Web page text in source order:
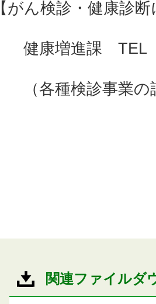
【がん検診・健康診
健康増進課 TEL
（各種検診事業の
関連ファイルダ